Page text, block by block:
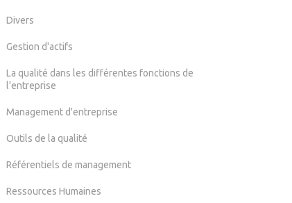
Divers
Gestion d'actifs
La qualité dans les différentes fonctions de
l'entreprise
Management d'entreprise
Outils de la qualité
Référentiels de management
Ressources Humaines